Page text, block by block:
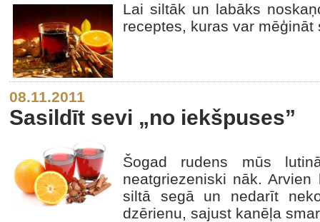
Lai siltāk un labāks
receptes, kuras var
08.11.2011
Sasildīt sevi „no iekšpuses”
Šogad rudens mūs
neatgriezeniski nāk.
siltā segā un nedarīt
dzērienu, sajust kanēļa